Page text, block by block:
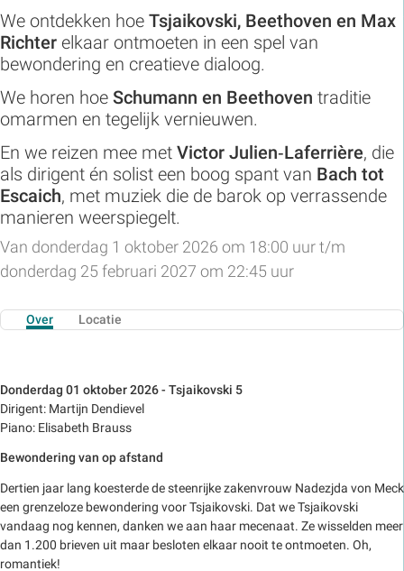
We ontdekken hoe Tsjaikovski, Beethoven en Max
Richter elkaar ontmoeten in een spel van
bewondering en creatieve dialoog.
We horen hoe Schumann en Beethoven traditie
omarmen en tegelijk vernieuwen.
En we reizen mee met Victor Julien‑Laferrière, die
als dirigent én solist een boog spant van Bach tot
Escaich, met muziek die de barok op verrassende
manieren weerspiegelt.
Van donderdag 1 oktober 2026 om 18:00 uur t/m
donderdag 25 februari 2027 om 22:45 uur
Over Locatie
Donderdag 01 oktober 2026 - Tsjaikovski 5
Dirigent: Martijn Dendievel
Piano: Elisabeth Brauss
Bewondering van op afstand
Dertien jaar lang koesterde de steenrijke zakenvrouw Nadezjda von Meck
een grenzeloze bewondering voor Tsjaikovski. Dat we Tsjaikovski
vandaag nog kennen, danken we aan haar mecenaat. Ze wisselden meer
dan 1.200 brieven uit maar besloten elkaar nooit te ontmoeten. Oh,
romantiek!